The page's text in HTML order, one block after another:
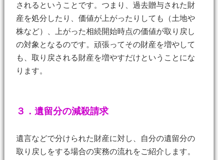
されるということです。つまり、過去贈与された財
産を処分したり、価値が上がったりしても（土地や
株など）、上がった相続開始時点の価値が取り戻し
の対象となるのです。頑張ってその財産を増やして
も、取り戻される財産を増やすだけということにな
ります。
３．遺留分の減殺請求
遺言などで分けられた財産に対し、自分の遺留分の
取り戻しをする場合の実務の流れをご紹介します。